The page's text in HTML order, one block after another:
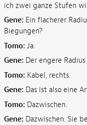
ich zwei ganze Stufen
Gene: Ein flacherer
Biegungen?
Tomo: Ja.
Gene: Der engere
Tomo: Kabel, rechts.
Gene: Das ist also eine
Tomo: Dazwischen.
Gene: Dazwischen. Sie